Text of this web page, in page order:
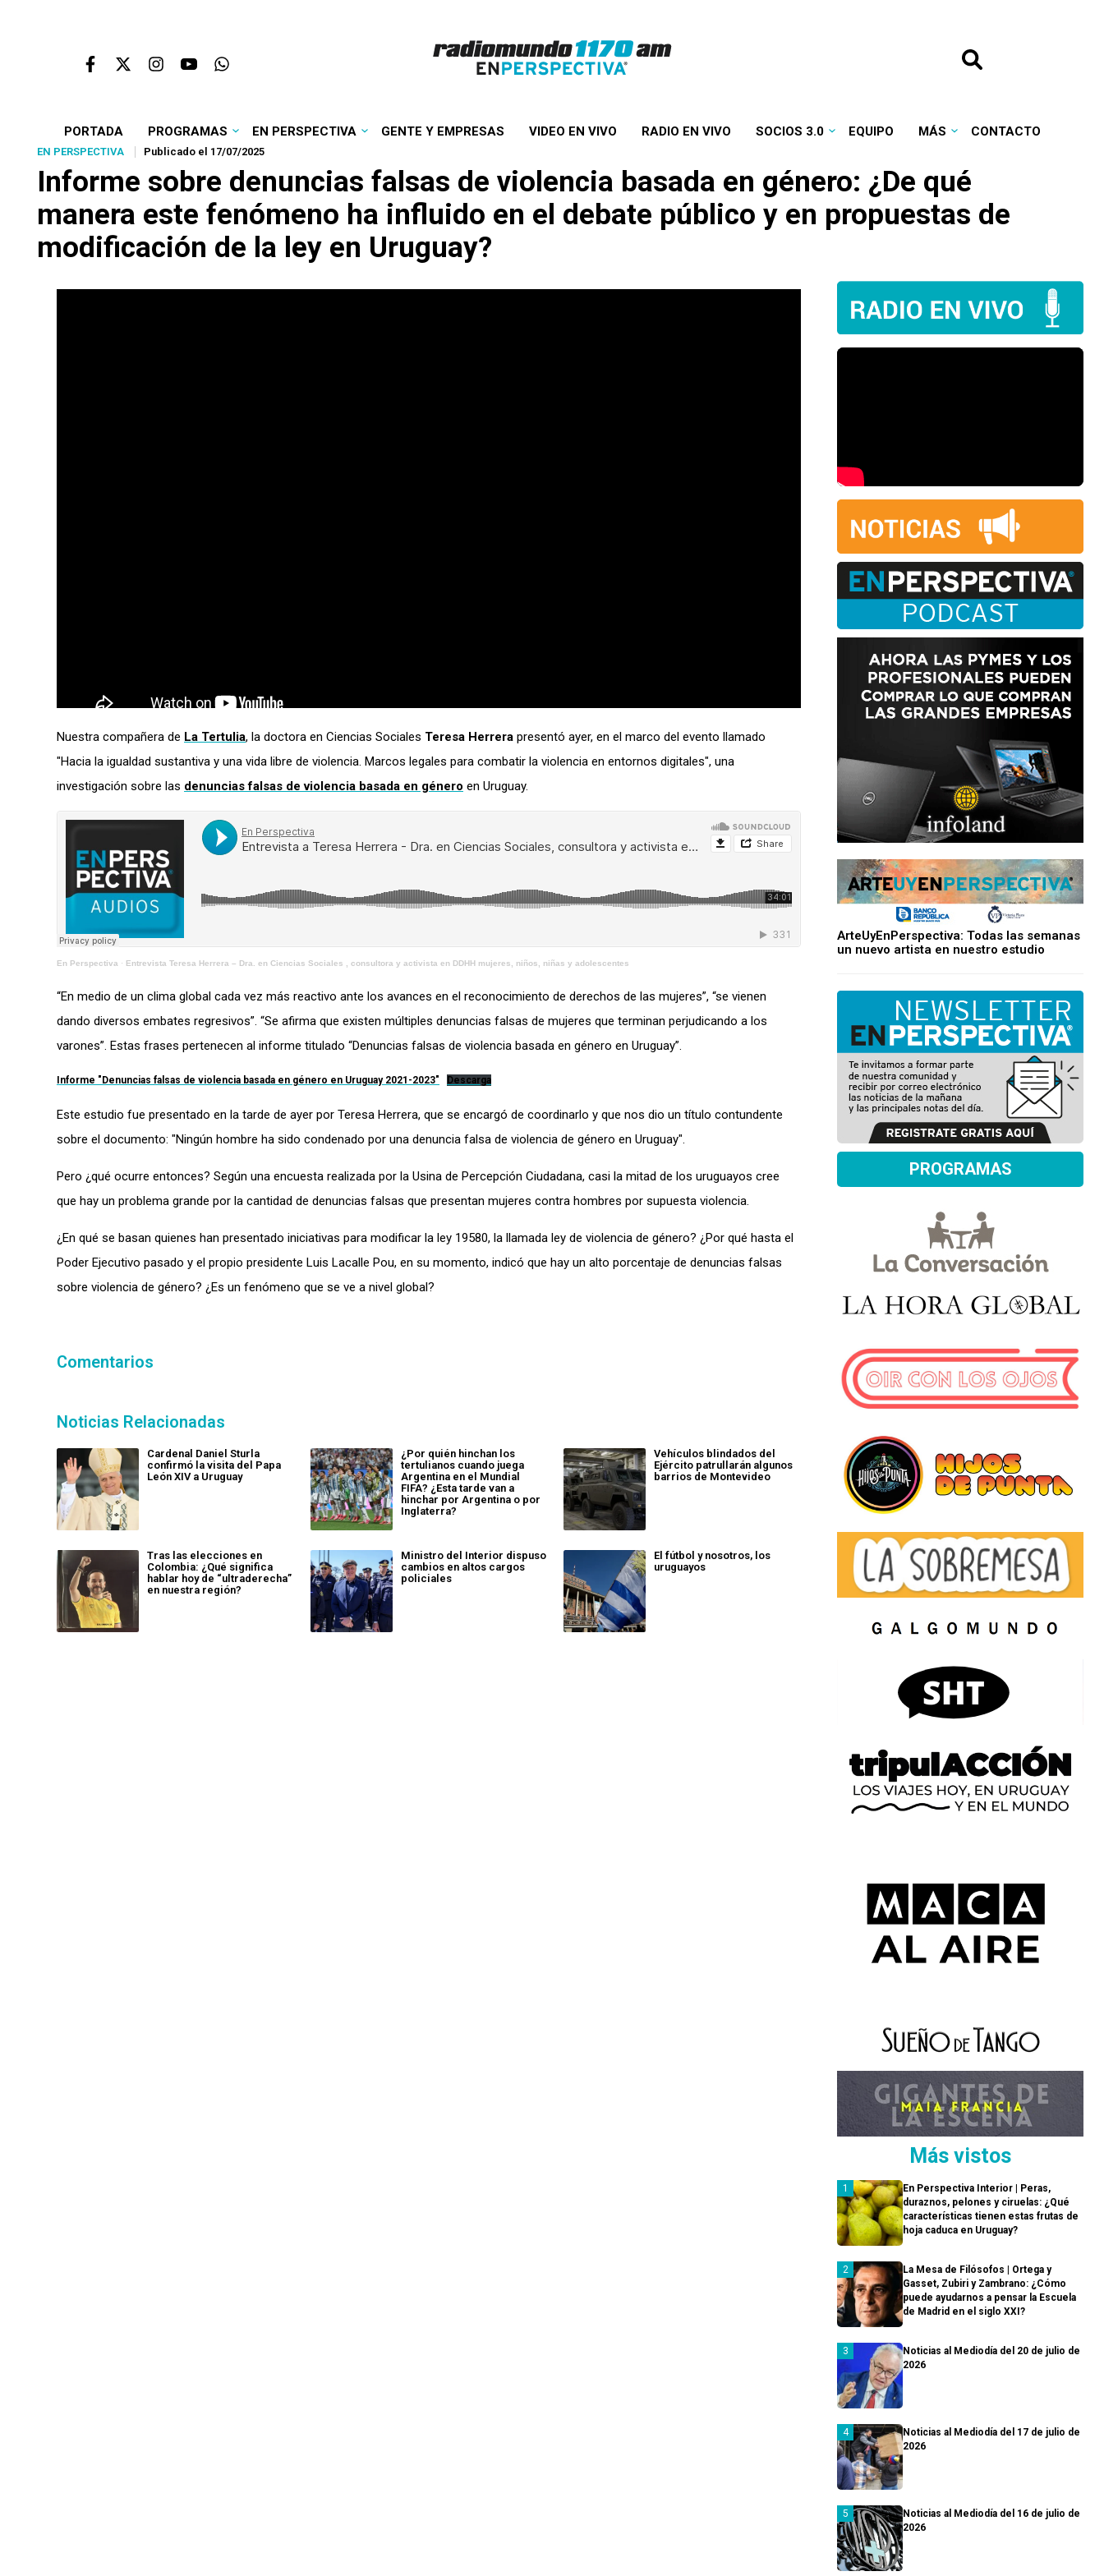
PORTADA PROGRAMAS EN PERSPECTIVA GENTE Y EMPRESAS VIDEO EN VIVO RADIO EN VIVO SOCIOS 3.0 EQUIPO MÁS CONTACTO
EN PERSPECTIVA Publicado el 17/07/2025
Informe sobre denuncias falsas de violencia basada en género: ¿De qué
manera este fenómeno ha influido en el debate público y en propuestas de
modificación de la ley en Uruguay?
Nuestra compañera de La Tertulia, la doctora en Ciencias Sociales Teresa Herrera presentó ayer, en el marco del evento llamado
"Hacia la igualdad sustantiva y una vida libre de violencia. Marcos legales para combatir la violencia en entornos digitales", una
investigación sobre las denuncias falsas de violencia basada en género en Uruguay.
En Perspectiva · Entrevista Teresa Herrera – Dra. en Ciencias Sociales , consultora y activista en DDHH mujeres, niños, niñas y adolescentes
“En medio de un clima global cada vez más reactivo ante los avances en el reconocimiento de derechos de las mujeres”, “se vienen
dando diversos embates regresivos”. “Se afirma que existen múltiples denuncias falsas de mujeres que terminan perjudicando a los
varones”. Estas frases pertenecen al informe titulado “Denuncias falsas de violencia basada en género en Uruguay”.
Informe "Denuncias falsas de violencia basada en género en Uruguay 2021-2023″ Descarga
Este estudio fue presentado en la tarde de ayer por Teresa Herrera, que se encargó de coordinarlo y que nos dio un título contundente
sobre el documento: "Ningún hombre ha sido condenado por una denuncia falsa de violencia de género en Uruguay".
Pero ¿qué ocurre entonces? Según una encuesta realizada por la Usina de Percepción Ciudadana, casi la mitad de los uruguayos cree
que hay un problema grande por la cantidad de denuncias falsas que presentan mujeres contra hombres por supuesta violencia.
¿En qué se basan quienes han presentado iniciativas para modificar la ley 19580, la llamada ley de violencia de género? ¿Por qué hasta el
Poder Ejecutivo pasado y el propio presidente Luis Lacalle Pou, en su momento, indicó que hay un alto porcentaje de denuncias falsas
sobre violencia de género? ¿Es un fenómeno que se ve a nivel global?
Comentarios
Noticias Relacionadas
Cardenal Daniel Sturla
confirmó la visita del Papa
León XIV a Uruguay
¿Por quién hinchan los
tertulianos cuando juega
Argentina en el Mundial
FIFA? ¿Esta tarde van a
hinchar por Argentina o por
Inglaterra?
Vehículos blindados del
Ejército patrullarán algunos
barrios de Montevideo
Tras las elecciones en
Colombia: ¿Qué significa
hablar hoy de “ultraderecha”
en nuestra región?
Ministro del Interior dispuso
cambios en altos cargos
policiales
El fútbol y nosotros, los
uruguayos
ArteUyEnPerspectiva: Todas las semanas
un nuevo artista en nuestro estudio
PROGRAMAS
Más vistos
En Perspectiva Interior | Peras,
duraznos, pelones y ciruelas: ¿Qué
características tienen estas frutas de
hoja caduca en Uruguay?
La Mesa de Filósofos | Ortega y
Gasset, Zubiri y Zambrano: ¿Cómo
puede ayudarnos a pensar la Escuela
de Madrid en el siglo XXI?
Noticias al Mediodía del 20 de julio de
2026
Noticias al Mediodía del 17 de julio de
2026
Noticias al Mediodía del 16 de julio de
2026